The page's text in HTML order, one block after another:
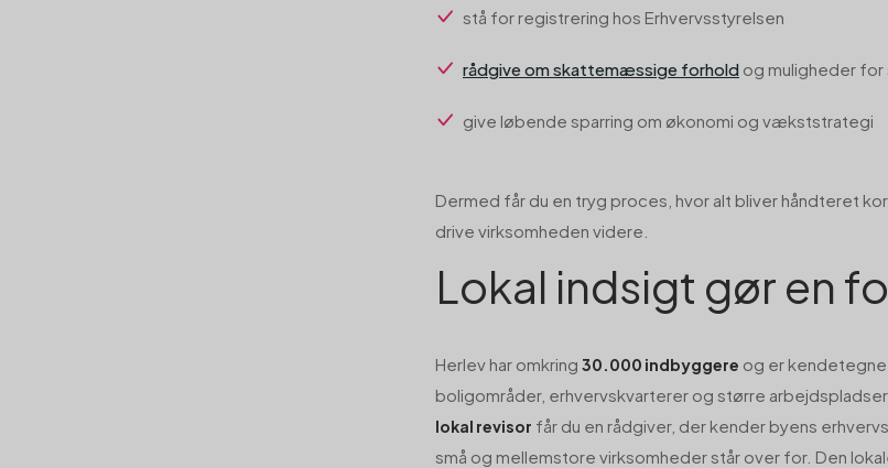
stå for registrering hos Erhvervsstyrelsen
rådgive om skattemæssige forhold og muligheder
give løbende sparring om økonomi og vækststrategi
Dermed får du en tryg proces, hvor alt bliver håndteret
drive virksomheden videre.
Lokal indsigt gør en
Herlev har omkring 30.000 indbyggere og er
boligområder, erhvervskvarterer og større
lokal revisor får du en rådgiver, der kender byens
små og mellemstore virksomheder står over for. Den